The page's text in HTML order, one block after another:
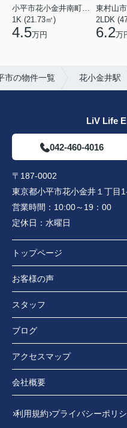
小平市花小金井南町１丁目
1K (21.73㎡)
4.5万円
東村山
2LDK
6.2万
市の物件一覧 花小金井駅
LiV Life
042-460-4016
〒187-0002
東京都小平市花小金井１丁目
営業時間： 10:00～19：00
定休日： 水曜日
トップページ
お客様の声
スタッフ
ブログ
アクセスマップ
会社概要
利用規約 プライバシーポリ